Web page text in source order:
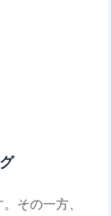
その一方、